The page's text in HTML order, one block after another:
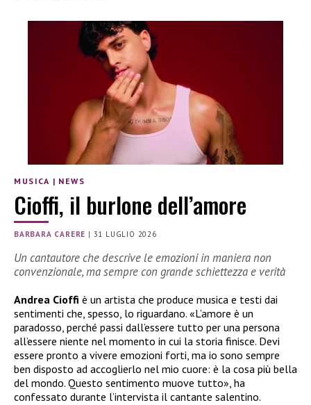
MUSICA | NEWS
Cioffi, il burlone dell’amore
BARBARA CARERE | 31 LUGLIO 2026
Un cantautore che descrive le emozioni in maniera non
convenzionale, ma sempre con grande schiettezza e verità
Andrea Cioffi è un artista che produce musica e testi dai
sentimenti che, spesso, lo riguardano. «L’amore è un
paradosso, perché passi dall’essere tutto per una persona
all’essere niente nel momento in cui la storia finisce. Devi
essere pronto a vivere emozioni forti, ma io sono sempre
ben disposto ad accoglierlo nel mio cuore: è la cosa più bella
del mondo. Questo sentimento muove tutto», ha
confessato durante l’intervista il cantante salentino.